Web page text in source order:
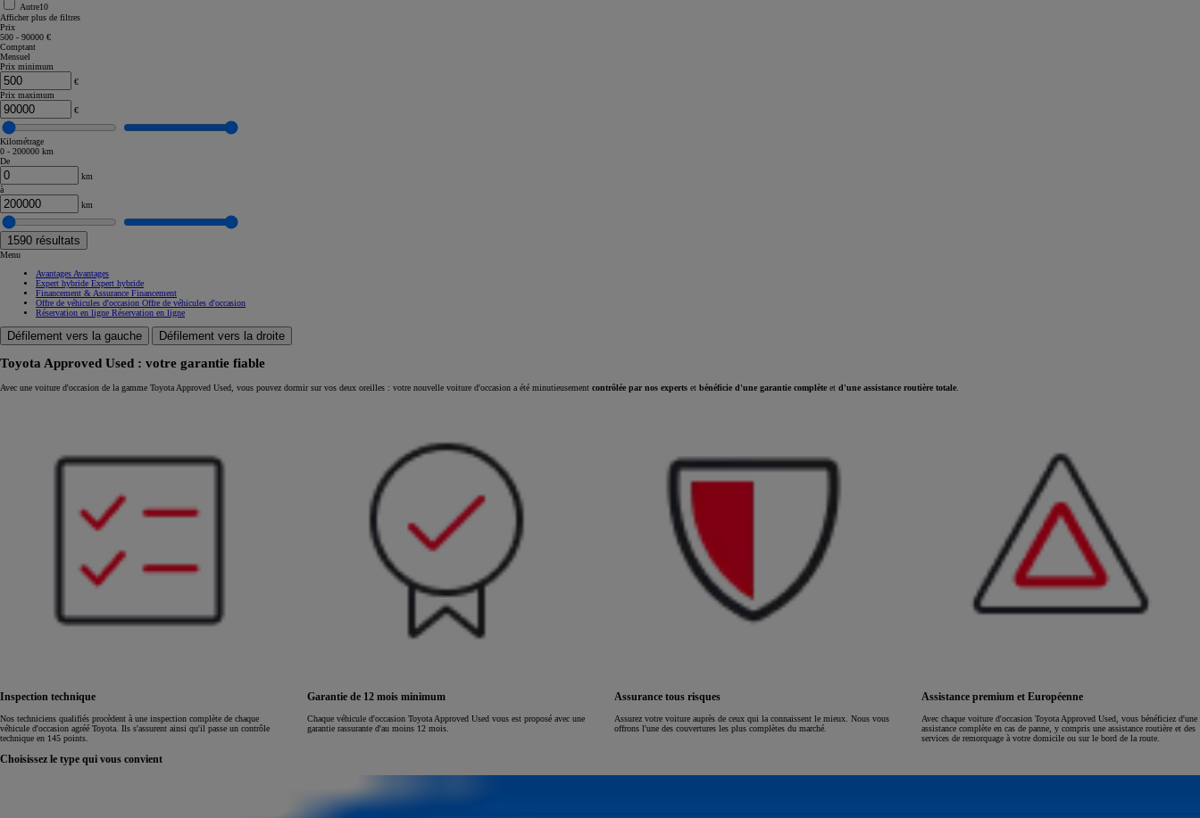
Corolla Touring Sports
À partir de
ÉLECTRIQUE
Autre10
Afficher plus de filtres
Prix
500 - 90000 €
Comptant
Mensuel
Prix minimum
€
Prix maximum
€
Kilométrage
0 - 200000 km
De
km
à
km
1590 résultats
Menu
Avantages Avantages
Expert hybride Expert hybride
Financement & Assurance Financement
Offre de véhicules d'occasion Offre de véhicules d'occasion
Réservation en ligne Réservation en ligne
Défilement vers la gauche Défilement vers la droite
Toyota Approved Used : votre garantie fiable
Avec une voiture d'occasion de la gamme Toyota Approved Used, vous pouvez dormir sur vos deux oreilles : votre nouvelle voiture d'occasion a été minutieusement contrôlée par nos experts et bénéficie d'une garantie complète et d'une assistance routière totale
Inspection technique
Nos techniciens qualifiés procèdent à une inspection complète de chaque
véhicule d'occasion agréé Toyota. Ils s'assurent ainsi qu'il passe un contrôle
technique en 145 points.
Garantie de 12 mois minimum
Chaque véhicule d'occasion Toyota Approved Used vous est proposé avec une
garantie rassurante d'au moins 12 mois.
Assurance tous risques
Assurez votre voiture auprès de ceux qui la connaissent le mieux. Nous vous
offrons l'une des couvertures les plus complètes du marché.
Assistance premium et Européenne
Avec chaque voiture d'occasion Toyota Approved Used, vous bénéficiez d'une
assistance complète en cas de panne, y compris une assistance routière et des
services de remorquage à votre domicile ou sur le bord de la route.
Choisissez le type qui vous convient